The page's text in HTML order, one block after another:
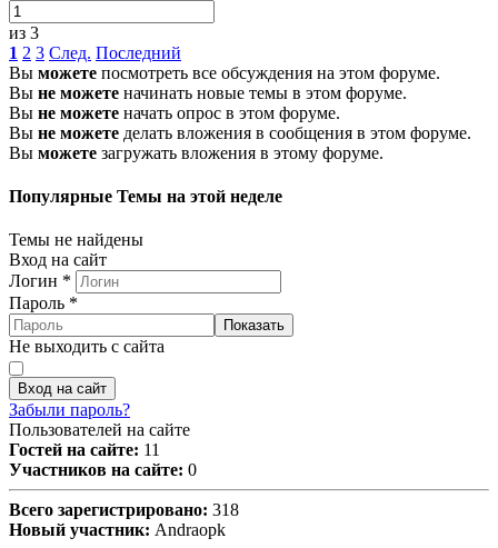
из 3
1 2 3 След. Последний
Вы можете посмотреть все обсуждения на этом форуме.
Вы не можете начинать новые темы в этом форуме.
Вы не можете начать опрос в этом форуме.
Вы не можете делать вложения в сообщения в этом форуме.
Вы можете загружать вложения в этому форуме.
Популярные Темы на этой неделе
Темы не найдены
Вход на сайт
Логин *
Пароль *
Показать
Не выходить с сайта
Вход на сайт
Забыли пароль?
Пользователей на сайте
Гостей на сайте: 11
Участников на сайте: 0
Всего зарегистрировано: 318
Новый участник: Andraopk